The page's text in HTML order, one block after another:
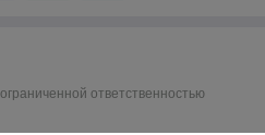
ответственностью